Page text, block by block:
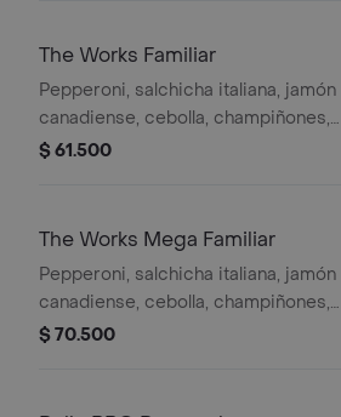
Pepperoncini.
The Works Familiar
Pepperoni, salchicha italiana, jamón
canadiense, cebolla, champiñones,
pimentón verde y aceitunas negras. -
Pepperoncini.
$ 61.500
The Works Mega Familiar
Pepperoni, salchicha italiana, jamón
canadiense, cebolla, champiñones,
pimentón verde y aceitunas negras. -
$ 70.500